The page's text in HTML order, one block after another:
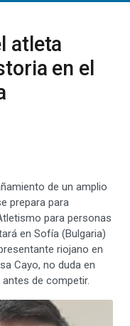
atleta
en el
de un amplio
prepara para
para personas
en Sofía (Bulgaria)
riojano en
Cayo, no duda en
de competir.